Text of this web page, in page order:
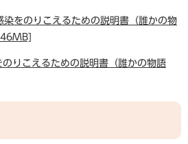
染をのりこえるための説明書（誰かの物
りこえるための説明書（誰かの物語